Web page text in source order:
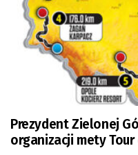
Prezydent Zielonej
organizacji mety